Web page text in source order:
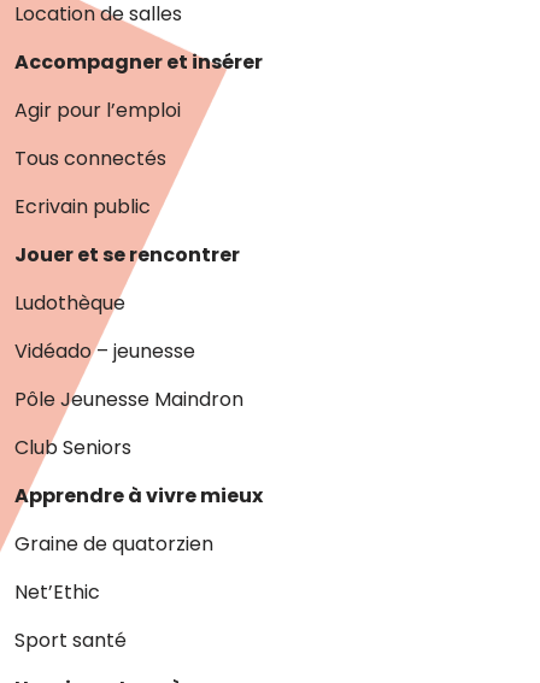
Location de salles
Accompagner et insérer
Agir pour l’emploi
Tous connectés
Ecrivain public
Jouer et se rencontrer
Ludothèque
Vidéado – jeunesse
Pôle Jeunesse Maindron
Club Seniors
Apprendre à vivre mieux
Graine de quatorzien
Net’Ethic
Sport santé